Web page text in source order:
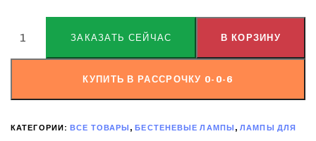
ЗАКАЗАТЬ СЕЙЧАС В КОРЗИНУ
КУПИТЬ В РАССРОЧКУ 0-0-6
КАТЕГОРИИ:ВСЕ ТОВАРЫ ,БЕСТЕНЕВЫЕ ЛАМПЫ ,ЛАМПЫ ДЛЯ